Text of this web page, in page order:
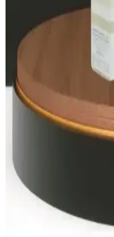
Bargello Parfüm
Türleri ve
Bargello'nun geniş ürün
profilleriyle kişisel
Bargello Parfüm
Uygun Fiyat
Bargello, geniş ürün
marka. Parfüm, oda
Bargello Parfüm
Bir Düzey
Bargello parfüm setleri,